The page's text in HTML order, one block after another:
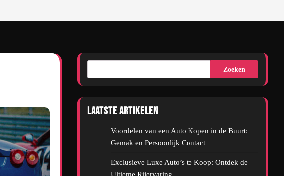
Zoeken
Laatste artikelen
Voordelen van een Auto Kopen in de Buurt:
Gemak en Persoonlijk Contact
Exclusieve Luxe Auto’s te Koop: Ontdek de
Ultieme Rijervaring